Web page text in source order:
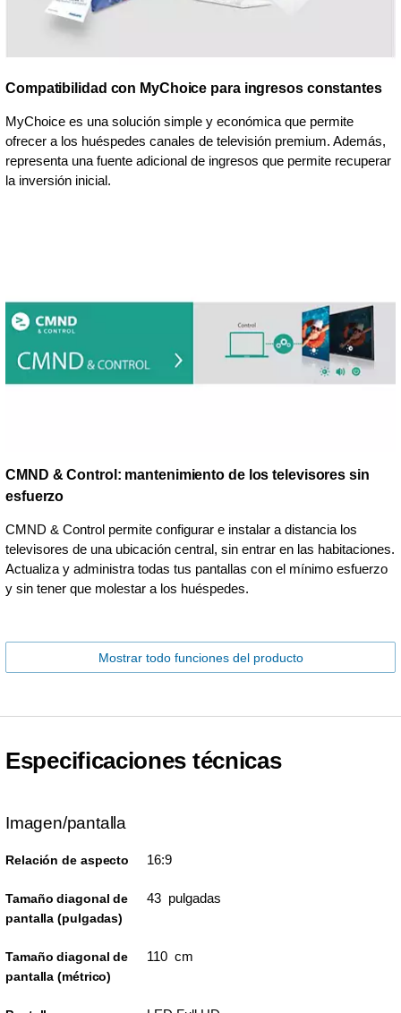
Compatibilidad con MyChoice para ingresos constantes
MyChoice es una solución simple y económica que permite
ofrecer a los huéspedes canales de televisión premium. Además,
representa una fuente adicional de ingresos que permite recuperar
la inversión inicial.
CMND & Control: mantenimiento de los televisores sin
esfuerzo
CMND & Control permite configurar e instalar a distancia los
televisores de una ubicación central, sin entrar en las habitaciones.
Actualiza y administra todas tus pantallas con el mínimo esfuerzo
y sin tener que molestar a los huéspedes.
Mostrar todo funciones del producto
Especificaciones técnicas
Imagen/pantalla
Relación de aspecto 16:9
Tamaño diagonal de
pantalla (pulgadas)
43 pulgadas
Tamaño diagonal de
pantalla (métrico)
110 cm